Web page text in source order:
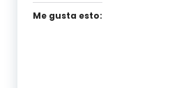
Me gusta esto: